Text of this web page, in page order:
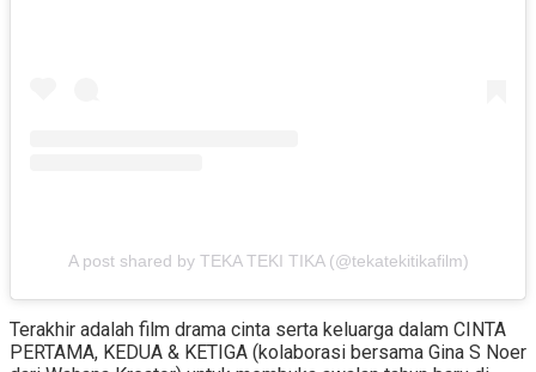
A post shared by TEKA TEKI TIKA (@tekatekitikafilm)
Terakhir adalah film drama cinta serta keluarga dalam CINTA
PERTAMA, KEDUA & KETIGA (kolaborasi bersama Gina S Noer